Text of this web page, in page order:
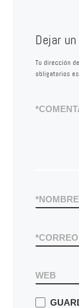
Dejar
Tu dirección
obligatorios
*
NOMBRE
*
*
WEB